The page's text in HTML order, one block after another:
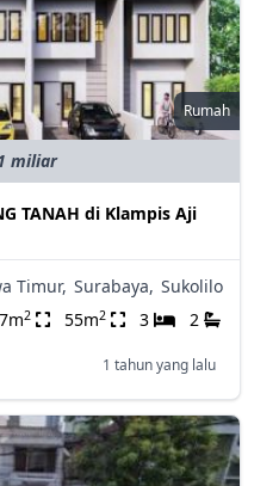
Rumah
miliar
TANAH di Klampis Aji
Timur, Surabaya, Sukolilo
2 55m2 3 2
1 tahun yang lalu